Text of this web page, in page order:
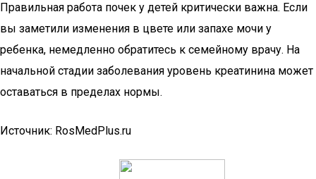
Правильная работа почек у детей критически важна. Если
вы заметили изменения в цвете или запахе мочи у
ребенка, немедленно обратитесь к семейному врачу. На
начальной стадии заболевания уровень креатинина может
оставаться в пределах нормы.
Источник: RosMedPlus.ru